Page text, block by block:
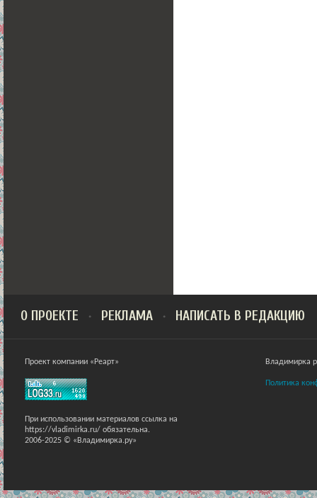
О ПРОЕКТЕ РЕКЛАМА НАПИСАТЬ В РЕДАКЦИЮ
Проект компании «Реарт»
При использовании материалов ссылка на
https://vladimirka.ru/ обязательна.
2006-2025 © «Владимирка.ру»
Владимирка
Политика